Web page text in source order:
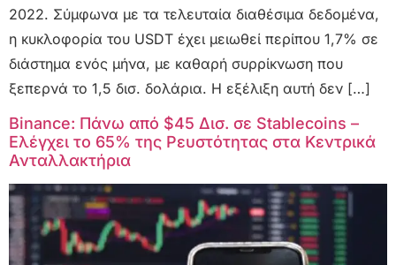
2022. Σύμφωνα με τα τελευταία διαθέσιμα δεδομένα,
η κυκλοφορία του USDT έχει μειωθεί περίπου 1,7% σε
διάστημα ενός μήνα, με καθαρή συρρίκνωση που
ξεπερνά το 1,5 δισ. δολάρια. Η εξέλιξη αυτή δεν […]
Binance: Πάνω από $45 Δισ. σε Stablecoins –
Ελέγχει το 65% της Ρευστότητας στα Κεντρικά
Ανταλλακτήρια